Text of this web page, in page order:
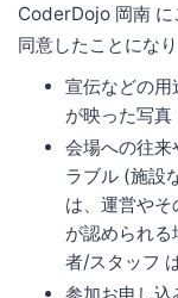
CoderDojo 岡南 に
同意したことになり
宣伝などの
が映った写真
会場への往来
ラブル (施設
は、運営や
が認められ
者/スタッフ